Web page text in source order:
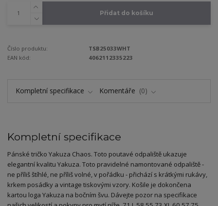
Přidat do košíku
Číslo produktu:
TSB25033WHT
EAN kód:
4062112335223
Kompletní specifikace Komentáře 0
Kompletní specifikace
Pánské tričko Yakuza Chaos. Toto poutavé odpaliště ukazuje
elegantní kvalitu Yakuza. Toto pravidelné namontované odpaliště -
ne příliš štíhlé, ne příliš volné, v pořádku - přichází s krátkými rukávy,
krkem posádky a vintage tiskovými vzory. Košile je dokončena
kartou loga Yakuza na bočním švu. Dávejte pozor na specifikace